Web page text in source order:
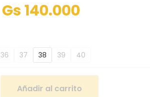
Gs140.000
36 37 38 39 40
Añadir al carrito